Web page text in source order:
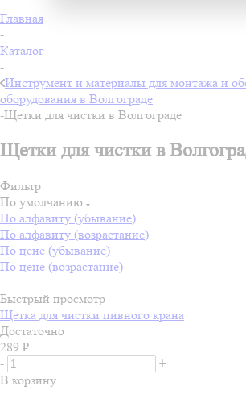
Главная
-
Каталог
-
Инструмент и материалы для монтажа и
оборудования в Волгограде
-Щетки для чистки в Волгограде
Щетки для чистки в
Фильтр
По умолчанию
По алфавиту (убывание)
По алфавиту (возрастание)
По цене (убывание)
По цене (возрастание)
Быстрый просмотр
Щетка для чистки пивного крана
Достаточно
289 ₽
-
+
В корзину